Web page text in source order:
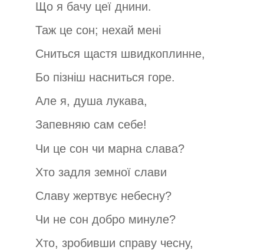
Що я бачу цеї днини.
Таж це сон; нехай мені
Сниться щастя швидкоплинне,
Бо пізніш насниться горе.
Але я, душа лукава,
Запевняю сам себе!
Чи це сон чи марна слава?
Хто задля земної слави
Славу жертвує небесну?
Чи не сон добро минуле?
Хто, зробивши справу чесну,